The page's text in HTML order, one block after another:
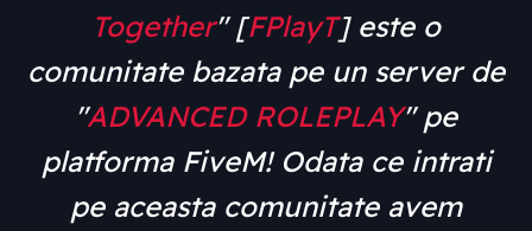
Together" [FPlayT] este o
comunitate bazata pe un server de
"ADVANCED ROLEPLAY" pe
platforma FiveM! Odata ce intrati
pe aceasta comunitate avem